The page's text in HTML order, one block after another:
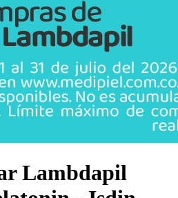
Lambdapil